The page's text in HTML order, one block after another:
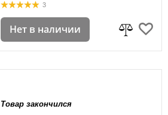
3
Нет в наличии
Товар закончился